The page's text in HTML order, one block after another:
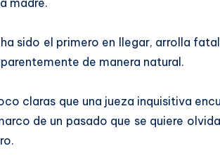
madre.
sido el primero en llegar, arrolla
de manera natural.
claras que una jueza inquisitiva
de un pasado que se quiere